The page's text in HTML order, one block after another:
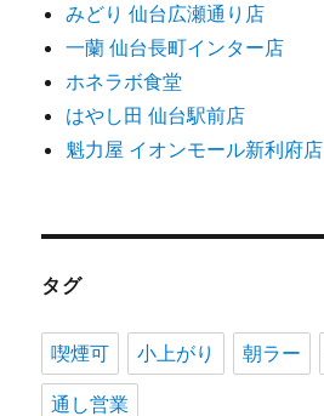
みどり 仙台広瀬通り店
一蘭 仙台長町インター店
ホネラボ食堂
はやし田 仙台駅前店
魁力屋 イオンモール新利府店
タグ
喫煙可 小上がり 朝ラー
通し営業